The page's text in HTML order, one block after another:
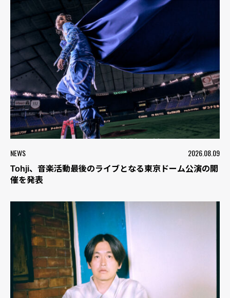
NEWS 2026.08.09
Tohji、音楽活動最後のライブとなる東京ドーム公演の開
催を発表